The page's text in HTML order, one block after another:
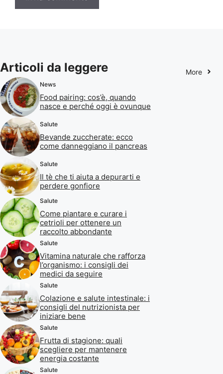
Articoli da leggere More
News
Food pairing: cos’è, quando
nasce e perché oggi è ovunque
Salute
Bevande zuccherate: ecco
come danneggiano il pancreas
Salute
Il tè che ti aiuta a depurarti e
perdere gonfiore
Salute
Come piantare e curare i
cetrioli per ottenere un
raccolto abbondante
Salute
Vitamina naturale che rafforza
l’organismo: i consigli dei
medici da seguire
Salute
Colazione e salute intestinale: i
consigli del nutrizionista per
iniziare bene
Salute
Frutta di stagione: quali
scegliere per mantenere
energia costante
Salute